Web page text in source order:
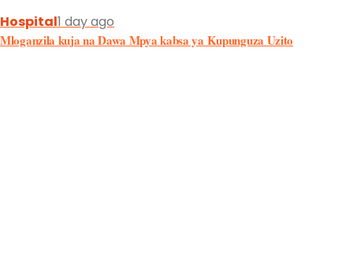
magonjwa1 day ago